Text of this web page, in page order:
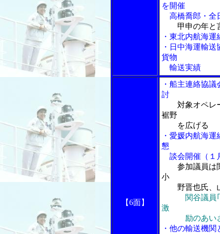
を開催
高橋喬郎・全
甲申の年と
・東北内航海
・日中海運輸
貨物
輸送実績
【6面】
・船主連絡協
討
対象オペレ
裾野
を広げる
・愛媛内航海
懇
談会開催（１
参加議員は
小
野晋也氏、
関谷議員
激
励のあい
・他の輸送機